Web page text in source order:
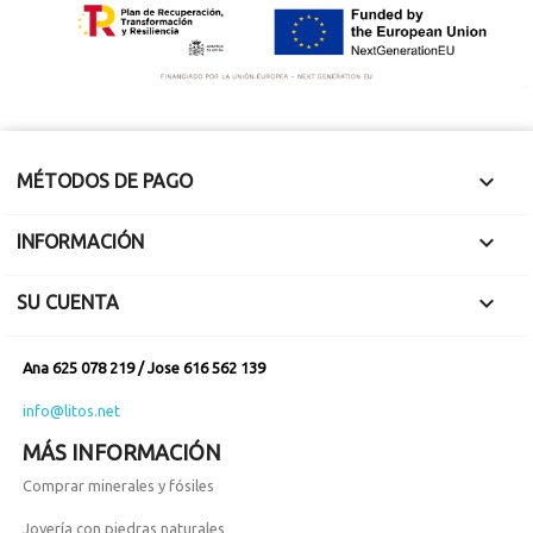
MÉTODOS DE PAGO 
INFORMACIÓN 
SU CUENTA 
Ana 625 078 219 / Jose 616 562 139
info@litos.net
MÁS INFORMACIÓN
Comprar minerales y fósiles
Joyería con piedras naturales